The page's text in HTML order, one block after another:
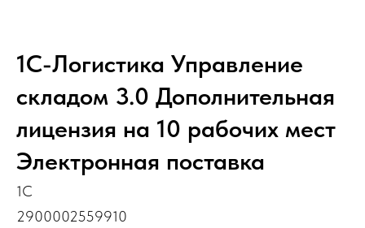
1С-Логистика Управление
складом 3.0 Дополнительная
лицензия на 10 рабочих мест
Электронная поставка
1С
2900002559910